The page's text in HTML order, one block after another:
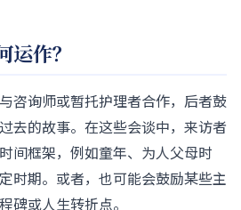
作？
咨询师或暂托护理者合作，后者鼓
去的故事。在这些会谈中，来访者
间框架，例如童年、为人父母时
时期。或者，也可能会鼓励某些主
碑或人生转折点。